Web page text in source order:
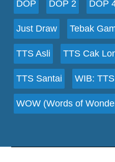
DOP DOP 2 DOP
Just Draw Tebak
TTS Asli TTS Cak
TTS Santai WIB:
WOW (Words of